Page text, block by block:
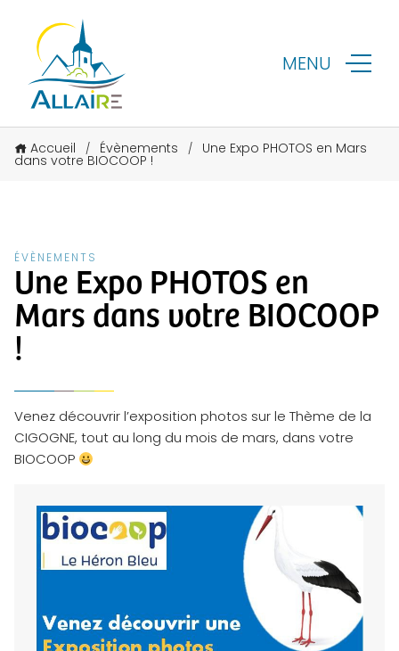
MENU
Accueil / Évènements / Une Expo PHOTOS en Mars
dans votre BIOCOOP !
ÉVÈNEMENTS
Une Expo PHOTOS en
Mars dans votre BIOCOOP
!
Venez découvrir l’exposition photos sur le Thème de la
CIGOGNE, tout au long du mois de mars, dans votre
BIOCOOP